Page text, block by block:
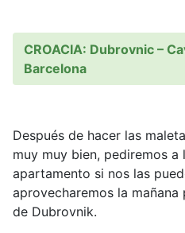
CROACIA: Dubrovnic –
Barcelona
Después de hacer las
muy muy bien, pediremos a
apartamento si nos las
aprovecharemos la
de Dubrovnik.